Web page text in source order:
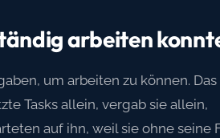
arbeiten
um arbeiten zu können.
Tasks allein, vergab sie allein,
auf ihn, weil sie ohne seine